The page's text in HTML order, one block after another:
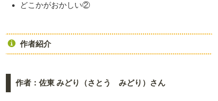
どこかがおかしい②
作者紹介
作者：佐東 みどり（さとう みどり）さん